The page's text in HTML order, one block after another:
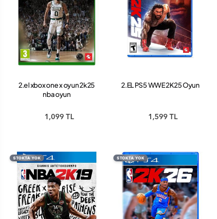
2.el xbox one x oyun 2k25
nba oyun
1,099 TL
2.EL PS5 WWE 2K25 Oyun
1,599 TL
STOKTA YOK STOKTA YOK